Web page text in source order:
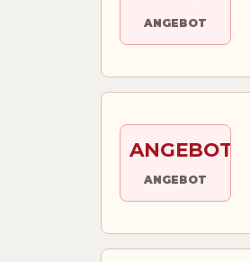
ANGEBOT
ANGEBOT
ANGEBOT